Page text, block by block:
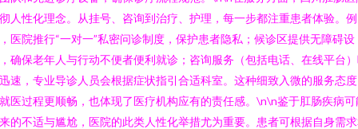
人性化理念。从挂号、咨询到治疗、护理，每一步都注重患者体验。例
医院推行“一对一”私密问诊制度，保护患者隐私；候诊区提供无障碍设
确保老年人与行动不便者便利就诊；咨询服务（包括电话、在线平台
速，专业导诊人员会根据症状指引合适科室。这种细致入微的服务态
医过程更顺畅，也体现了医疗机构应有的责任感。\n\n鉴于肛肠疾病可
的不适与尴尬，医院的此类人性化举措尤为重要。患者可根据自身需